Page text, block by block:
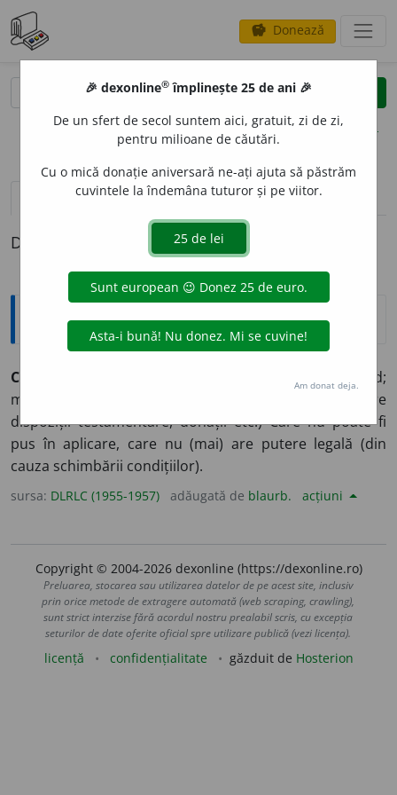
savings Donează
clear
opțiuni
definiții (1)
Definiția cu ID-ul 903319:
Explicative DEX
CAD
Lipsit de trăinicie, șubred;
menit pieirii. ♦ (
; despre un act, în special despre
dispoziții testamentare, donații etc.) Care nu poate fi
pus în aplicare, care nu (mai) are putere legală (din
cauza schimbării condițiilor).
sursa: DLRLC (1955-1957) adăugată de blaurb. acțiuni
Copyright © 2004-2026 dexonline (https://dexonline.ro)
Preluarea, stocarea sau utilizarea datelor de pe acest site, inclusiv
prin orice metode de extragere automată (web scraping, crawling),
sunt strict interzise fără acordul nostru prealabil scris, cu excepția
seturilor de date oferite oficial spre utilizare publică (vezi licența).
licență confidențialitate găzduit de Hosterion
🎉 dexonline® împlinește 25 de ani 🎉
De un sfert de secol suntem aici, gratuit, zi de zi,
pentru milioane de căutări.
Cu o mică donație aniversară ne-ați ajuta să păstrăm
cuvintele la îndemâna tuturor și pe viitor.
Am donat deja.